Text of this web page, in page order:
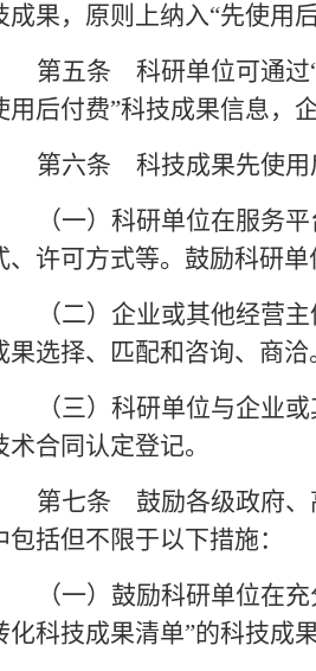
成果，原则上纳入“先使用
第五条 科研单位可通过
用后付费”科技成果信息，
第六条 科技成果先使用
（一）科研单位在服务
、许可方式等。鼓励科研
（二）企业或其他经营
果选择、匹配和咨询、商洽
（三）科研单位与企业
术合同认定登记。
第七条 鼓励各级政府、
包括但不限于以下措施：
（一）鼓励科研单位在
化科技成果清单”的科技成果